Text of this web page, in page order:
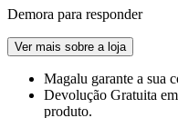
Demora para responder
Ver mais sobre a loja
Magalu garante a sua
Devolução Gratuita
produto.